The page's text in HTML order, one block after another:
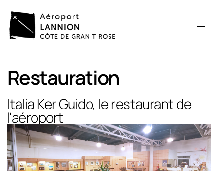
Restauration
Italia Ker Guido, le restaurant de
l'aéroport